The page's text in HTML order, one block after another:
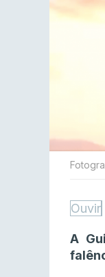
Ouvir
A